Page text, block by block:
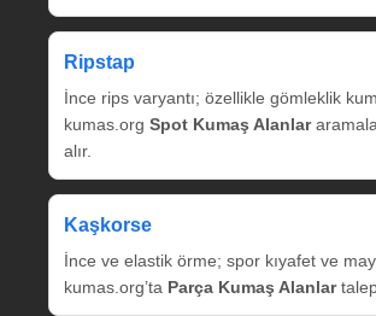
Ripstap
İnce rips varyantı; özellikle gömleklik
kumas.org Spot Kumaş Alanlar
alır.
Kaşkorse
İnce ve elastik örme; spor kıyafet ve
kumas.org’ta Parça Kumaş Alanlar